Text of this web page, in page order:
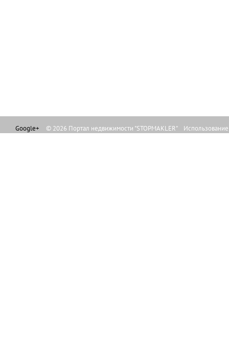
Google+ © 2026 Портал недвижимости "STOPMAKLER"